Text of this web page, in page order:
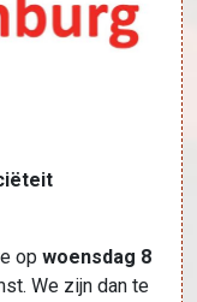
op woensdag 8
We zijn dan te